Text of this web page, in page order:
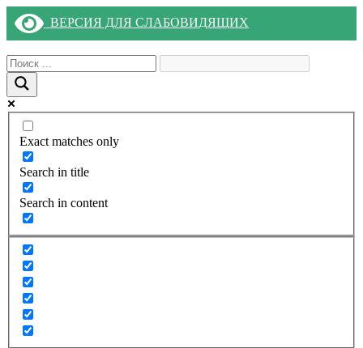
ВЕРСИЯ ДЛЯ СЛАБОВИДЯЩИХ
Exact matches only
Search in title
Search in content